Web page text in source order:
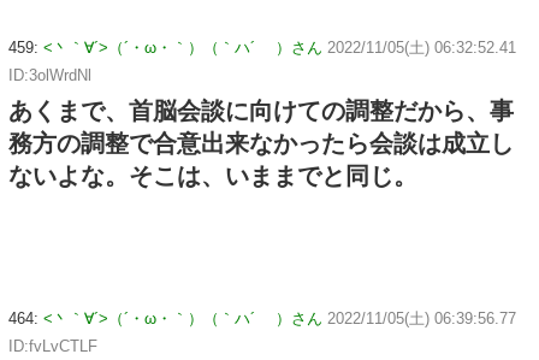
459: <丶｀∀´>（´・ω・｀）（｀ハ´ ）さん 2022/11/05(土) 06:32:52.41
ID:3olWrdNl
あくまで、首脳会談に向けての調整だから、事
務方の調整で合意出来なかったら会談は成立し
ないよな。そこは、いままでと同じ。
464: <丶｀∀´>（´・ω・｀）（｀ハ´ ）さん 2022/11/05(土) 06:39:56.77
ID:fvLvCTLF